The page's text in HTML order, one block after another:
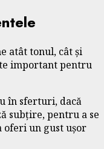
atât tonul, cât și
important pentru
în sferturi, dacă
subțire, pentru a se
oferi un gust ușor